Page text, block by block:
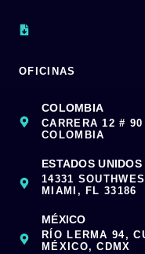
OFICINAS
COLOMBIA
CARRERA 12 #
COLOMBIA
ESTADOS UNIDOS
14331
MIAMI, FL 33186
MÉXICO
RÍO LERMA 94,
MÉXICO, CDMX